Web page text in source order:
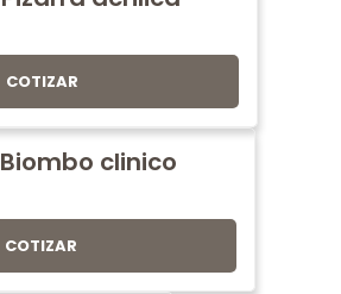
COTIZAR
Biombo clinico
COTIZAR